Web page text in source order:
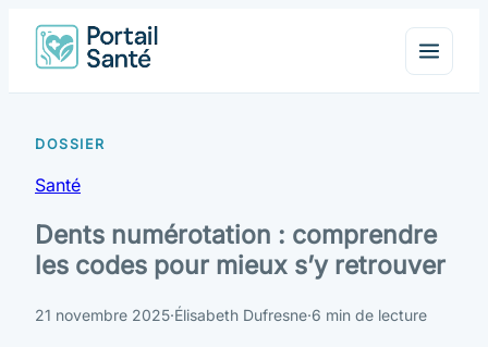
Santé
Dents numérotation : comprendre
les codes pour mieux s’y retrouver
21 novembre 2025·Élisabeth Dufresne·6 min de lecture